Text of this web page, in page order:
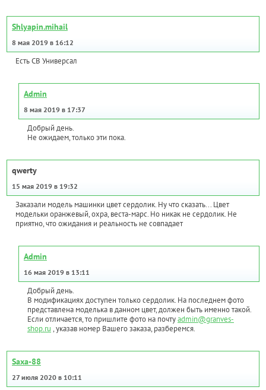
Shlyapin.mihail
8 мая 2019 в 16:12
Есть СВ Универсал
Admin
8 мая 2019 в 17:37
Добрый день.
Не ожидаем, только эти пока.
qwerty
15 мая 2019 в 19:32
Заказали модель машинки цвет сердолик. Ну что сказать... Цвет
модельки оранжевый, охра, веста-марс. Но никак не сердолик. Не
приятно, что ожидания и реальность не совпадает
Admin
16 мая 2019 в 13:11
Добрый день.
В модификациях доступен только сердолик. На последнем фото
представлена моделька в данном цвет, должен быть именно такой.
Если отличается, то пришлите фото на почтуadmin@granves-
shop.ru , указав номер Вашего заказа, разберемся.
Saxa-88
27 июля 2020 в 10:11